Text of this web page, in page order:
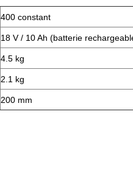
400 constant
18 V / 10 Ah (batterie
4.5 kg
2.1 kg
200 mm